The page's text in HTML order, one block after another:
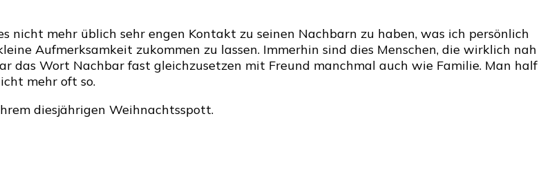
nicht mehr üblich sehr engen Kontakt zu seinen Nachbarn zu haben, was ich persönlich
Aufmerksamkeit zukommen zu lassen. Immerhin sind dies Menschen, die wirklich nah
das Wort Nachbar fast gleichzusetzen mit Freund manchmal auch wie Familie. Man half
mehr oft so.
diesjährigen Weihnachtsspott.